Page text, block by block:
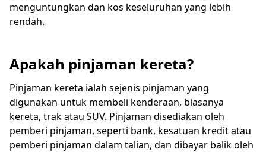
menguntungkan dan kos keseluruhan yang lebih
rendah.
Apakah pinjaman kereta?
Pinjaman kereta ialah sejenis pinjaman yang
digunakan untuk membeli kenderaan, biasanya
kereta, trak atau SUV. Pinjaman disediakan oleh
pemberi pinjaman, seperti bank, kesatuan kredit atau
pemberi pinjaman dalam talian, dan dibayar balik oleh